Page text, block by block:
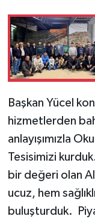
Başkan Yücel
hizmetlerden
anlayışımızla
Tesisimizi
bir değeri olan
ucuz, hem
buluşturduk.